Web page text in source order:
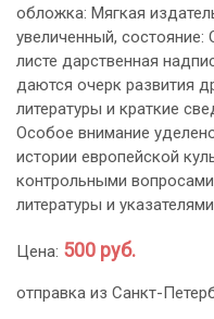
обложка: Мягкая
увеличенный,
листе дарственная
даются очерк развития
литературы и краткие
Особое внимание
истории европейской
контрольными
литературы и указателями.
Цена: 500 руб.
отправка из Санкт-